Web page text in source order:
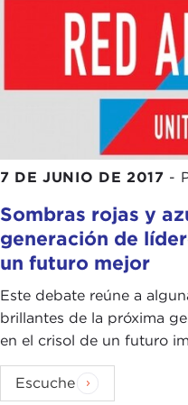
7 DE JUNIO DE 2017 -
Sombras rojas y
generación de
un futuro mejor
Este debate reúne a
brillantes de la próxima
en el crisol de un futuro
Escuche